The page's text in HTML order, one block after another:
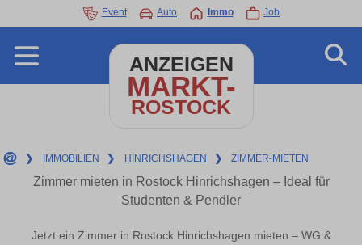
Event Auto Immo Job
ANZEIGEN
MARKT-
ROSTOCK
❯ IMMOBILIEN ❯ HINRICHSHAGEN ❯ ZIMMER-MIETEN
Zimmer mieten in Rostock Hinrichshagen – Ideal für
Studenten & Pendler
Jetzt ein Zimmer in Rostock Hinrichshagen mieten – WG &